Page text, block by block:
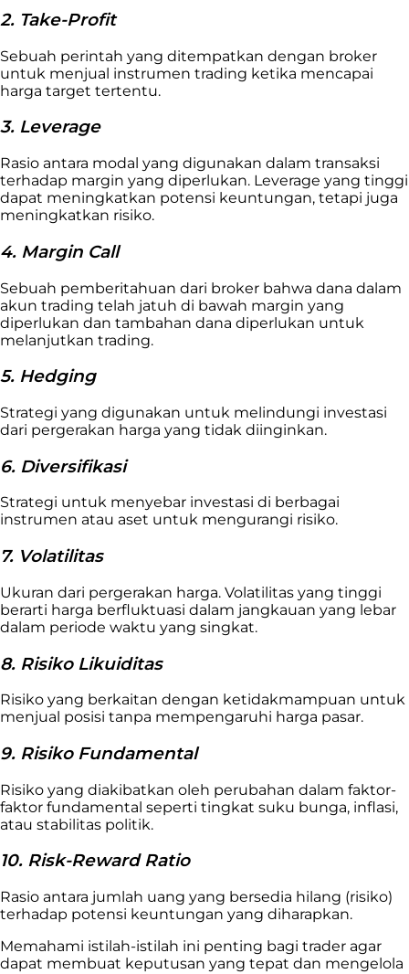
2. Take-Profit
Sebuah perintah yang ditempatkan dengan broker
untuk menjual instrumen trading ketika mencapai
harga target tertentu.
3. Leverage
Rasio antara modal yang digunakan dalam transaksi
terhadap margin yang diperlukan. Leverage yang tinggi
dapat meningkatkan potensi keuntungan, tetapi juga
meningkatkan risiko.
4. Margin Call
Sebuah pemberitahuan dari broker bahwa dana dalam
akun trading telah jatuh di bawah margin yang
diperlukan dan tambahan dana diperlukan untuk
melanjutkan trading.
5. Hedging
Strategi yang digunakan untuk melindungi investasi
dari pergerakan harga yang tidak diinginkan.
6. Diversifikasi
Strategi untuk menyebar investasi di berbagai
instrumen atau aset untuk mengurangi risiko.
7. Volatilitas
Ukuran dari pergerakan harga. Volatilitas yang tinggi
berarti harga berfluktuasi dalam jangkauan yang lebar
dalam periode waktu yang singkat.
8. Risiko Likuiditas
Risiko yang berkaitan dengan ketidakmampuan untuk
menjual posisi tanpa mempengaruhi harga pasar.
9. Risiko Fundamental
Risiko yang diakibatkan oleh perubahan dalam faktor-
faktor fundamental seperti tingkat suku bunga, inflasi,
atau stabilitas politik.
10. Risk-Reward Ratio
Rasio antara jumlah uang yang bersedia hilang (risiko)
terhadap potensi keuntungan yang diharapkan.
Memahami istilah-istilah ini penting bagi trader agar
dapat membuat keputusan yang tepat dan mengelola